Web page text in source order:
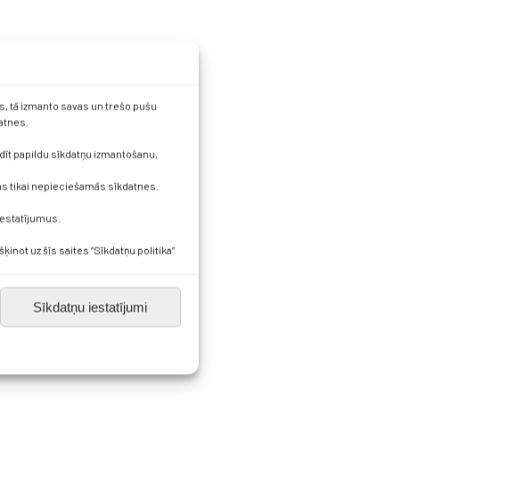
tā izmanto savas un trešo pušu
papildu sīkdatņu izmantošanu,
tikai nepieciešamās sīkdatnes.
uz šīs saites “Sīkdatņu politika”
Sīkdatņu iestatījumi